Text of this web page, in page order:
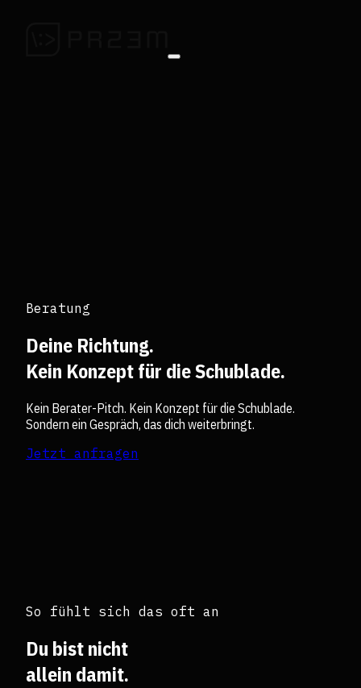
Beratung
Deine Richtung.
Kein Konzept für die Schublade.
Kein Berater-Pitch. Kein Konzept für die Schublade.
Sondern ein Gespräch, das dich weiterbringt.
Jetzt anfragen
So fühlt sich das oft an
Du bist nicht
allein damit.